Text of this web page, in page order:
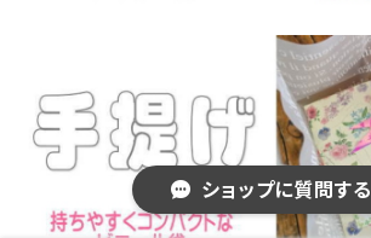
ショップに質問する